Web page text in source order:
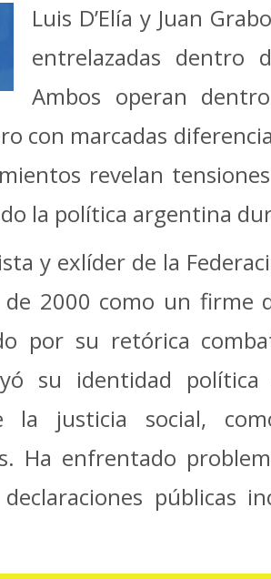
Luis D’Elía y Juan
entrelazadas dentro
Ambos operan
con marcadas
revelan
la política argentina
y exlíder de la
2000 como un firme
por su retórica
su identidad
la justicia social,
Ha enfrentado
públicas